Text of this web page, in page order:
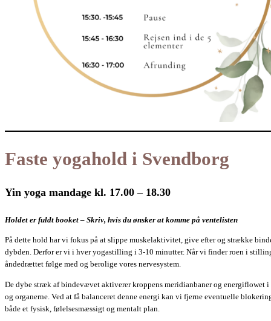
Faste yogahold i Svendborg
Yin yoga mandage kl. 17.00 – 18.30
Holdet er fuldt booket – Skriv, hvis du ønsker at komme på ventelisten
På dette hold har vi fokus på at slippe muskelaktivitet, give efter og strække
dybden. Derfor er vi i hver yogastilling i 3-10 minutter. Når vi finder roen i
åndedrættet følge med og berolige vores nervesystem.
De dybe stræk af bindevævet aktiverer kroppens meridianbaner og energiflowet i
og organerne. Ved at få balanceret denne energi kan vi fjerne eventuelle
både et fysisk, følelsesmæssigt og mentalt plan.